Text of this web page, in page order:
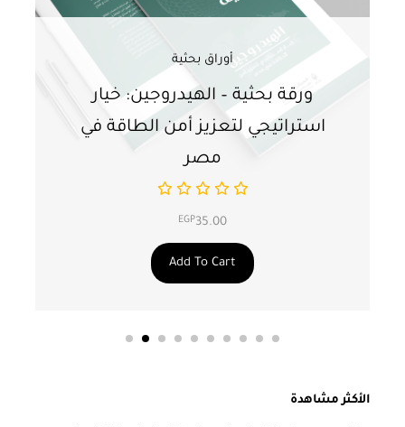
أوراق بحثية
ورقة بحثية – الهيدروجين: خيار
استراتيجي لتعزيز أمن الطاقة في
مصر
EGP35.00
Add To Cart
الأكثر مشاهدة